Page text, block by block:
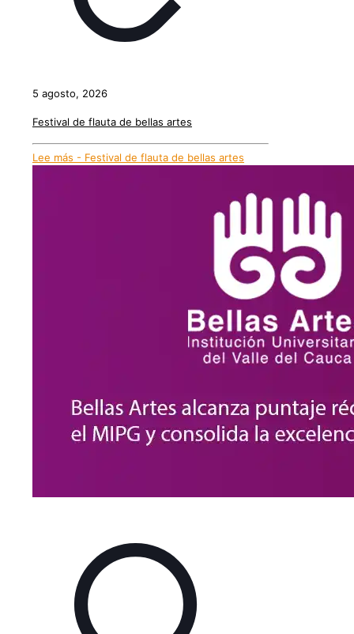
5 agosto, 2026
Festival de flauta de bellas artes
Lee más - Festival de flauta de bellas artes